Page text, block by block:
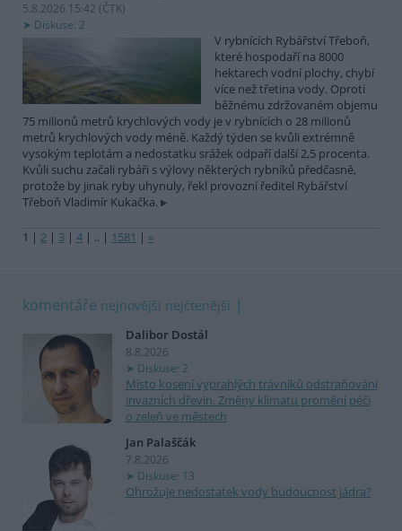
5.8.2026 15:42 (ČTK)
Diskuse: 2
V rybnících Rybářství Třeboň,
které hospodaří na 8000
hektarech vodní plochy, chybí
více než třetina vody. Oproti
běžnému zdržovaném objemu
75 milionů metrů krychlových vody je v rybnících o 28 milionů
metrů krychlových vody méně. Každý týden se kvůli extrémně
vysokým teplotám a nedostatku srážek odpaří další 2,5 procenta.
Kvůli suchu začali rybáři s výlovy některých rybníků předčasně,
protože by jinak ryby uhynuly, řekl provozní ředitel Rybářství
Třeboň Vladimír Kukačka.
1 | 2 | 3 | 4 | .. | 1581 | »
komentáře nejnovější nejčtenější
Dalibor Dostál
8.8.2026
Diskuse: 2
Místo kosení vyprahlých trávníků odstraňování
invazních dřevin. Změny klimatu promění péči
o zeleň ve městech
Jan Palaščák
7.8.2026
Diskuse: 13
Ohrožuje nedostatek vody budoucnost jádra?